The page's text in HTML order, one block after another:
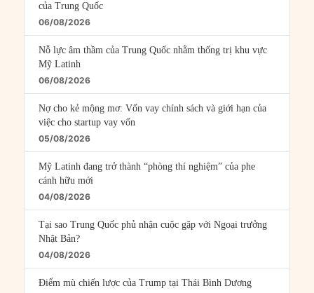
của Trung Quốc
06/08/2026
Nỗ lực âm thầm của Trung Quốc nhằm thống trị khu vực
Mỹ Latinh
06/08/2026
Nợ cho kẻ mộng mơ: Vốn vay chính sách và giới hạn của
việc cho startup vay vốn
05/08/2026
Mỹ Latinh đang trở thành “phòng thí nghiệm” của phe
cánh hữu mới
04/08/2026
Tại sao Trung Quốc phủ nhận cuộc gặp với Ngoại trưởng
Nhật Bản?
04/08/2026
Điểm mù chiến lược của Trump tại Thái Bình Dương